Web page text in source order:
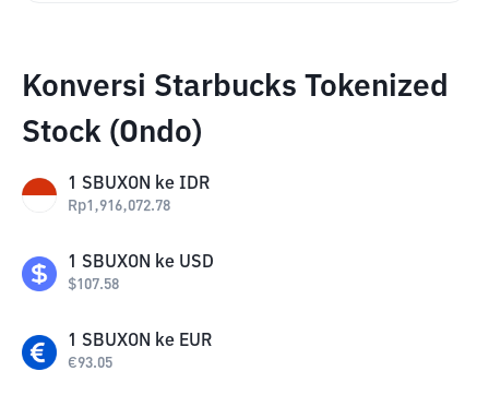
Konversi Starbucks Tokenized
Stock (Ondo)
1 SBUXON ke IDR
Rp1,916,072.78
1 SBUXON ke USD
$107.58
1 SBUXON ke EUR
€93.05